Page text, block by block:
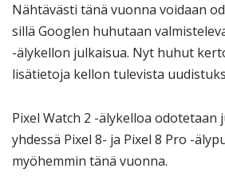
Nähtävästi tänä vuonna voidaan
sillä Googlen huhutaan
-älykellon julkaisua. Nyt huhut
lisätietoja kellon tulevista
Pixel Watch 2 -älykelloa odotetaan
yhdessä Pixel 8- ja Pixel 8 Pro -
myöhemmin tänä vuonna.